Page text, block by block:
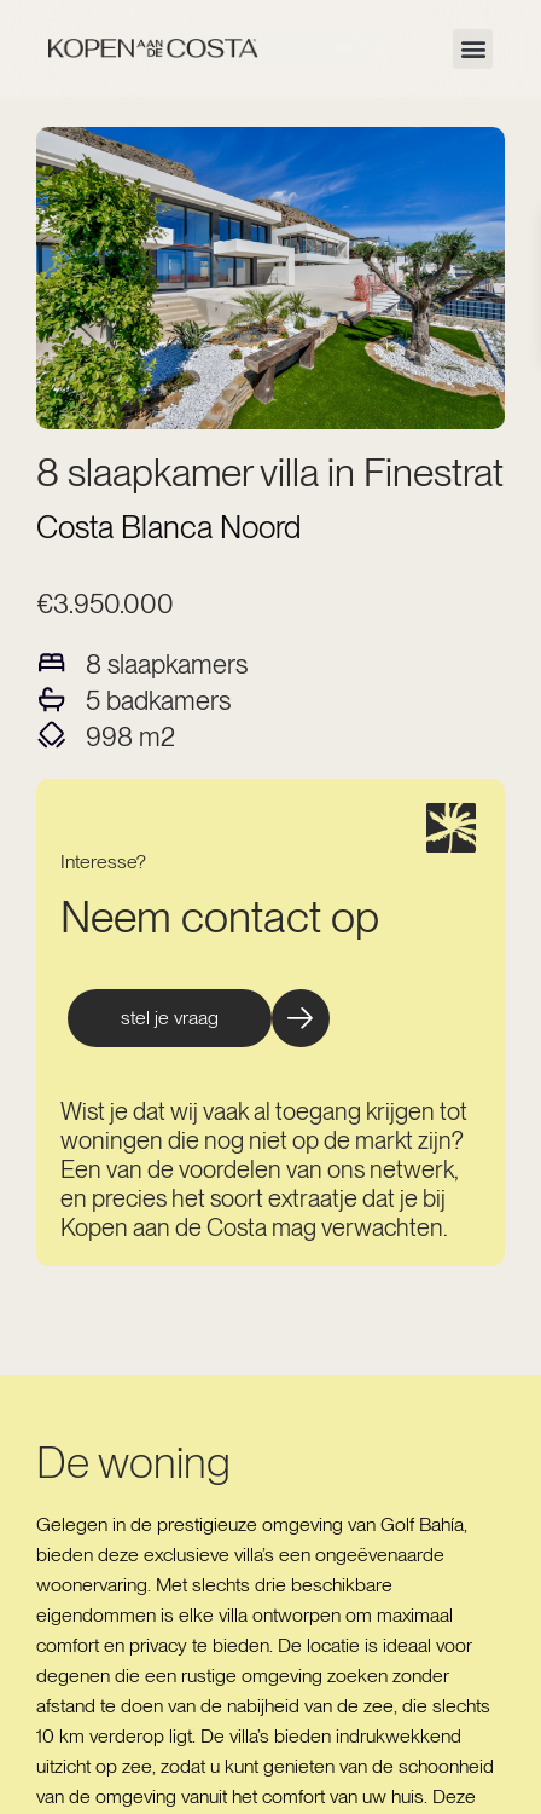
8 slaapkamer villa in Finestrat
Costa Blanca Noord
€3.950.000
8 slaapkamers
5 badkamers
998 m2
Interesse?
Neem contact op
stel je vraag
Wist je dat wij vaak al toegang krijgen tot
woningen die nog niet op de markt zijn?
Een van de voordelen van ons netwerk,
en precies het soort extraatje dat je bij
Kopen aan de Costa mag verwachten.
De woning
Gelegen in de prestigieuze omgeving van Golf Bahía,
bieden deze exclusieve villa’s een ongeëvenaarde
woonervaring. Met slechts drie beschikbare
eigendommen is elke villa ontworpen om maximaal
comfort en privacy te bieden. De locatie is ideaal voor
degenen die een rustige omgeving zoeken zonder
afstand te doen van de nabijheid van de zee, die slechts
10 km verderop ligt. De villa’s bieden indrukwekkend
uitzicht op zee, zodat u kunt genieten van de schoonheid
van de omgeving vanuit het comfort van uw huis. Deze